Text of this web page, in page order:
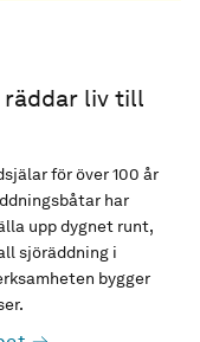
räddar liv till
för över 100 år
har
upp dygnet runt,
sjöräddning i
bygger